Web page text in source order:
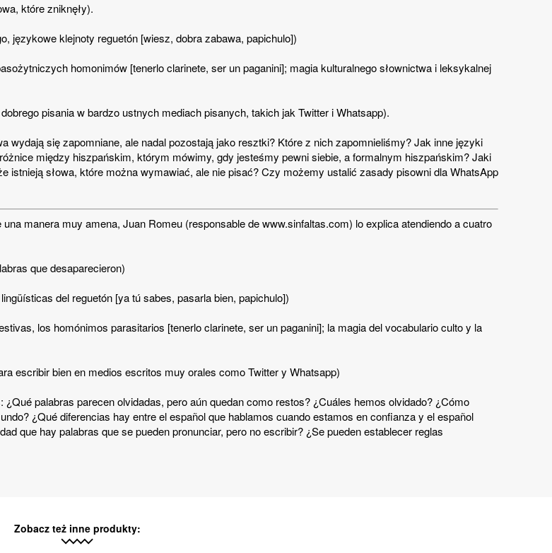
które zniknęły).
językowe klejnoty reguetón [wiesz, dobra zabawa, papichulo])
homonimów [tenerlo clarinete, ser un paganini]; magia kulturalnego słownictwa i leksykalnej
pisania w bardzo ustnych mediach pisanych, takich jak Twitter i Whatsapp).
wydają się zapomniane, ale nadal pozostają jako resztki? Które z nich zapomnieliśmy? Jak inne języki
między hiszpańskim, którym mówimy, gdy jesteśmy pewni siebie, a formalnym hiszpańskim? Jaki
słowa, które można wymawiać, ale nie pisać? Czy możemy ustalić zasady pisowni dla WhatsApp
manera muy amena, Juan Romeu (responsable de www.sinfaltas.com) lo explica atendiendo a cuatro
que desaparecieron)
del reguetón [ya tú sabes, pasarla bien, papichulo])
los homónimos parasitarios [tenerlo clarinete, ser un paganini]; la magia del vocabulario culto y la
escribir bien en medios escritos muy orales como Twitter y Whatsapp)
palabras parecen olvidadas, pero aún quedan como restos? ¿Cuáles hemos olvidado? ¿Cómo
¿Qué diferencias hay entre el español que hablamos cuando estamos en confianza y el español
que hay palabras que se pueden pronunciar, pero no escribir? ¿Se pueden establecer reglas
Zobacz też inne produkty: